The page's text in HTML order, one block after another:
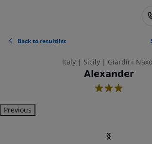
Back to resultlist
Italy | Sicily | Giardini
Alexander
3
Previous